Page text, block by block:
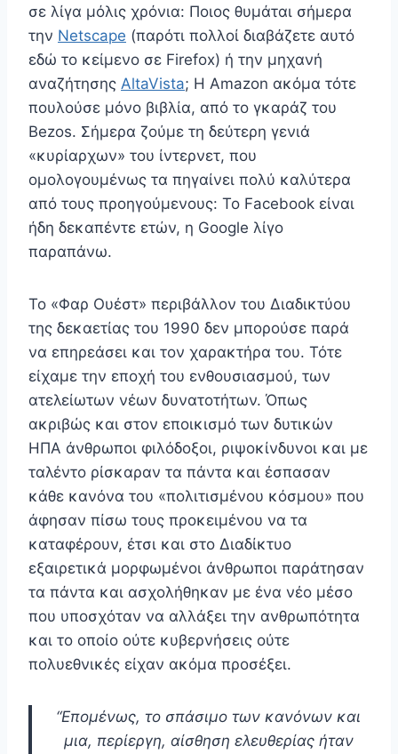
σε λίγα μόλις χρόνια: Ποιος θυμάται σήμερα
την Netscape (παρότι πολλοί διαβάζετε αυτό
εδώ το κείμενο σε Firefox) ή την μηχανή
αναζήτησης AltaVista; Η Amazon ακόμα τότε
πουλούσε μόνο βιβλία, από το γκαράζ του
Bezos. Σήμερα ζούμε τη δεύτερη γενιά
«κυρίαρχων» του ίντερνετ, που
ομολογουμένως τα πηγαίνει πολύ καλύτερα
από τους προηγούμενους: Το Facebook είναι
ήδη δεκαπέντε ετών, η Google λίγο
παραπάνω.
Το «Φαρ Ουέστ» περιβάλλον του Διαδικτύου
της δεκαετίας του 1990 δεν μπορούσε παρά
να επηρεάσει και τον χαρακτήρα του. Τότε
είχαμε την εποχή του ενθουσιασμού, των
ατελείωτων νέων δυνατοτήτων. Όπως
ακριβώς και στον εποικισμό των δυτικών
ΗΠΑ άνθρωποι φιλόδοξοι, ριψοκίνδυνοι και με
ταλέντο ρίσκαραν τα πάντα και έσπασαν
κάθε κανόνα του «πολιτισμένου κόσμου» που
άφησαν πίσω τους προκειμένου να τα
καταφέρουν, έτσι και στο Διαδίκτυο
εξαιρετικά μορφωμένοι άνθρωποι παράτησαν
τα πάντα και ασχολήθηκαν με ένα νέο μέσο
που υποσχόταν να αλλάξει την ανθρωπότητα
και το οποίο ούτε κυβερνήσεις ούτε
πολυεθνικές είχαν ακόμα προσέξει.
“Επομένως, το σπάσιμο των κανόνων και
μια, περίεργη, αίσθηση ελευθερίας ήταν